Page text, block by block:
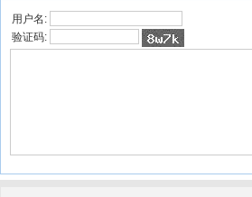
用户名:
验证码: